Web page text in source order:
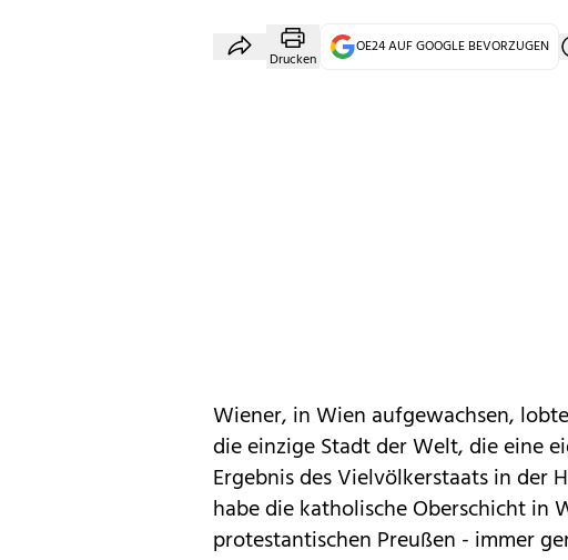
Drucken
OE24 AUF GOOGLE BEVORZUGEN
Wiener, in Wien aufgewachsen,
die einzige Stadt der Welt, die eine
Ergebnis des Vielvölkerstaats in der
habe die katholische Oberschicht in
protestantischen Preußen - immer